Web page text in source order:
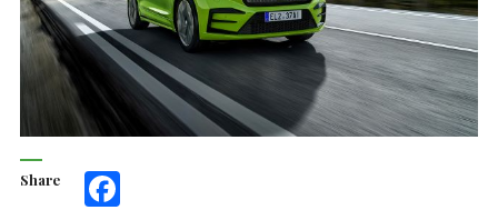
Share Facebook